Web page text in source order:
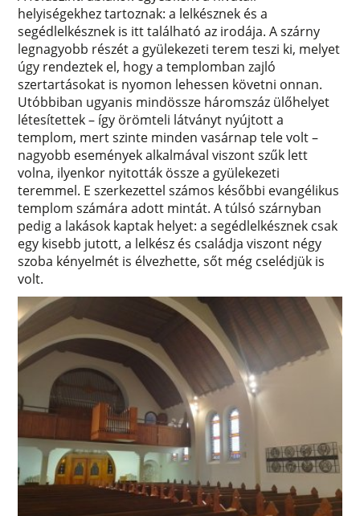
helyiségekhez tartoznak: a lelkésznek és a
segédlelkésznek is itt található az irodája. A szárny
legnagyobb részét a gyülekezeti terem teszi ki, melyet
úgy rendeztek el, hogy a templomban zajló
szertartásokat is nyomon lehessen követni onnan.
Utóbbiban ugyanis mindössze háromszáz ülőhelyet
létesítettek – így örömteli látványt nyújtott a
templom, mert szinte minden vasárnap tele volt –
nagyobb események alkalmával viszont szűk lett
volna, ilyenkor nyitották össze a gyülekezeti
teremmel. E szerkezettel számos későbbi evangélikus
templom számára adott mintát. A túlsó szárnyban
pedig a lakások kaptak helyet: a segédlelkésznek csak
egy kisebb jutott, a lelkész és családja viszont négy
szoba kényelmét is élvezhette, sőt még cselédjük is
volt.